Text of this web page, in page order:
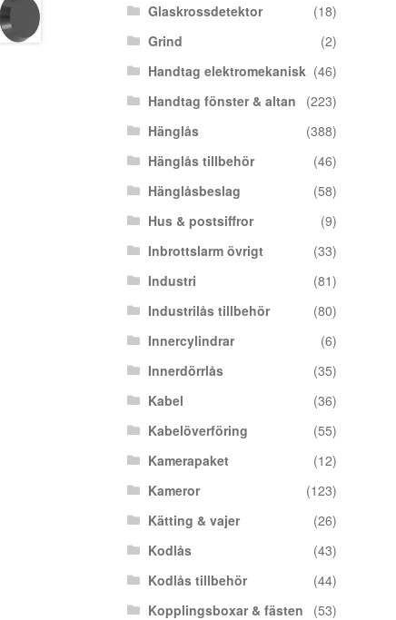
Glaskrossdetektor
(18)
Grind
(2)
Handtag elektromekanisk (46)
Handtag fönster & altan
(223)
Hänglås
(388)
Hänglås tillbehör
(46)
Hänglåsbeslag
(58)
Hus & postsiffror
(9)
Inbrottslarm övrigt
(33)
Industri
(81)
Industrilås tillbehör
(80)
Innercylindrar
(6)
Innerdörrlås
(35)
Kabel
(36)
Kabelöverföring
(55)
Kamerapaket
(12)
Kameror
(123)
Kätting & vajer
(26)
Kodlås
(43)
Kodlås tillbehör
(44)
Kopplingsboxar & fästen
(53)